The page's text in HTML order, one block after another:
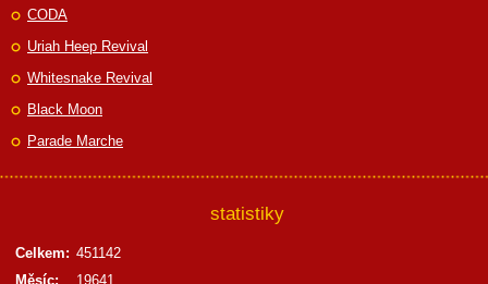
CODA
Uriah Heep Revival
Whitesnake Revival
Black Moon
Parade Marche
statistiky
Celkem: 451142
Měsíc:
19641